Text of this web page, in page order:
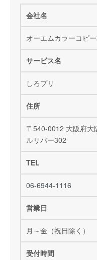
会社名
オーエムカラーコピ
サービス名
しろプリ
住所
〒540-0012 大阪府大
ルリバー302
TEL
06-6944-1116
営業日
月～金（祝日除く）
受付時間